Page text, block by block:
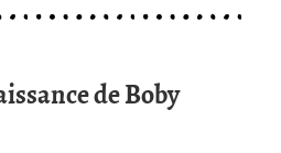
de Boby